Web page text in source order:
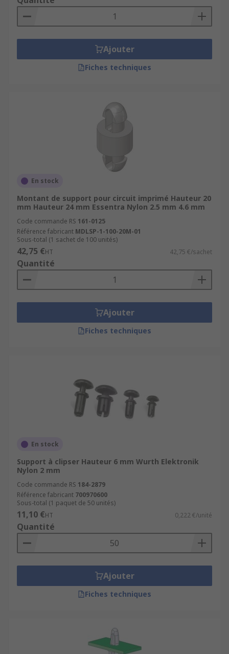
équipement spécialisé ou à un autre matériel, tel
que des vis. Les supports de circuit imprimé
peuvent également être facilement retirés si
besoin.
Ajouter
Fiches techniques
En stock
Montant de support pour circuit imprimé Hauteur 20
mm Hauteur 24 mm Essentra Nylon 2.5 mm 4.6 mm
Code commande RS 161-0125
Référence fabricant MDLSP-1-100-20M-01
Sous-total (1 sachet de 100 unités)
42,75 €HT 42,75 €/sachet
Quantité
Ajouter
Fiches techniques
En stock
Support à clipser Hauteur 6 mm Wurth Elektronik
Nylon 2 mm
Code commande RS 184-2879
Référence fabricant 700970600
Sous-total (1 paquet de 50 unités)
11,10 €HT 0,222 €/unité
Quantité
Ajouter
Fiches techniques